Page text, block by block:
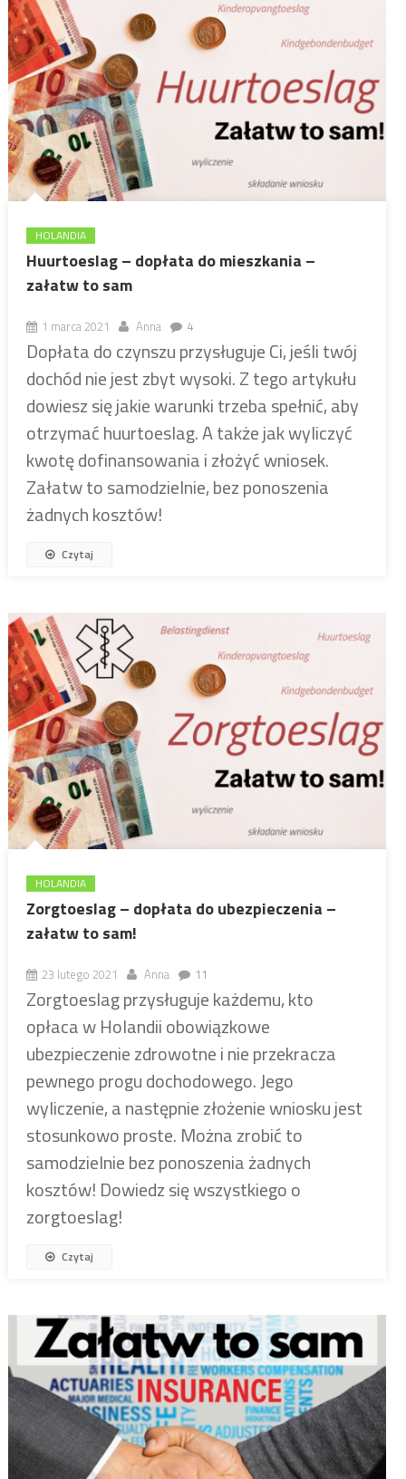
HOLANDIA
Huurtoeslag – dopłata do mieszkania –
załatw to sam
1 marca 2021 Anna 4
Dopłata do czynszu przysługuje Ci, jeśli twój
dochód nie jest zbyt wysoki. Z tego artykułu
dowiesz się jakie warunki trzeba spełnić, aby
otrzymać huurtoeslag. A także jak wyliczyć
kwotę dofinansowania i złożyć wniosek.
Załatw to samodzielnie, bez ponoszenia
żadnych kosztów!
Czytaj
HOLANDIA
Zorgtoeslag – dopłata do ubezpieczenia –
załatw to sam!
23 lutego 2021 Anna 11
Zorgtoeslag przysługuje każdemu, kto
opłaca w Holandii obowiązkowe
ubezpieczenie zdrowotne i nie przekracza
pewnego progu dochodowego. Jego
wyliczenie, a następnie złożenie wniosku jest
stosunkowo proste. Można zrobić to
samodzielnie bez ponoszenia żadnych
kosztów! Dowiedz się wszystkiego o
zorgtoeslag!
Czytaj